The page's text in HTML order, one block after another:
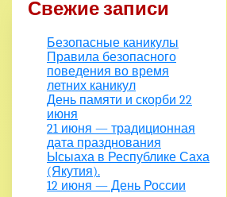
Свежие записи
Безопасные каникулы
Правила безопасного
поведения во время
летних каникул
День памяти и скорби 22
июня
21 июня — традиционная
дата празднования
Ысыаха в Республике Саха
(Якутия).
12 июня — День России